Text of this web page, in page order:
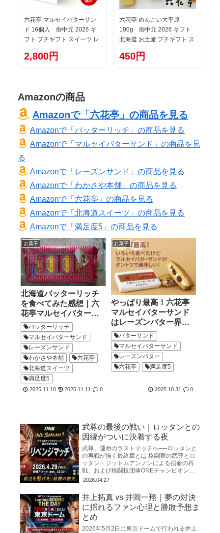
六花亭 マルセイバターサン
ド 16個入 御中元 2026 ギ
フト プチギフト スイーツ レ
ドクッキー 帯広 お菓子 洋菓
子 誕生日 内祝い 個包装 ばら
2,800円
六花亭 めんこい大平原
100g 御中元 2026 ギフト
北海道 お土産 プチギフト ス
お礼 焼き菓子 退職 500円以
下 帯広 銘菓 転勤 お礼 お返
450円
Amazonの商品
Amazonで「六花亭」の商品を見る
Amazonで「バッターリッチ」の商品を見る
Amazonで「マルセイバターサンド」の商品を見
る
Amazonで「レーズンサンド」の商品を見る
Amazonで「わかさや本舗」の商品を見る
Amazonで「六花亭」の商品を見る
Amazonで「北海道スイーツ」の商品を見る
Amazonで「満足度5」の商品を見る
お菓子
北海道バッターリッチ
を食べてみた感想｜六
花亭マルセイバターサ
ンドに匹敵する北海道
スイーツの実力
バッターリッチ
マルセイバターサンド
レーズンサンド
わかさや本舗
六花亭
北海道スイーツ
満足度5
2025.11.10 2025.11.11 0
お菓子
やっぱり最高！六花亭
マルセイバターサンド
はレーズンバター界の
王様バターサンド
マルセイバターサンド
レーズンバター
六花亭
満足度5
2025.10.31 0
武尊の最後の戦い｜ロッタンとの
因縁がついに決着する夜
武尊、運命のラストマッチへ──ロッタンと
の再戦が描く最終章とは 格闘家の武尊とロ
ッタン・ジットムアンノンによる宿命の再
戦、および格闘技団体ONEチャンピオンシ
ップを巡る動向をまとめたものです。 両者
2026.04.27
井上拓真 vs 井岡一翔｜夢の対決
に揺れるファン心理と勝敗予想ま
とめ
2026年5月2日に東京ドームで行われる井上